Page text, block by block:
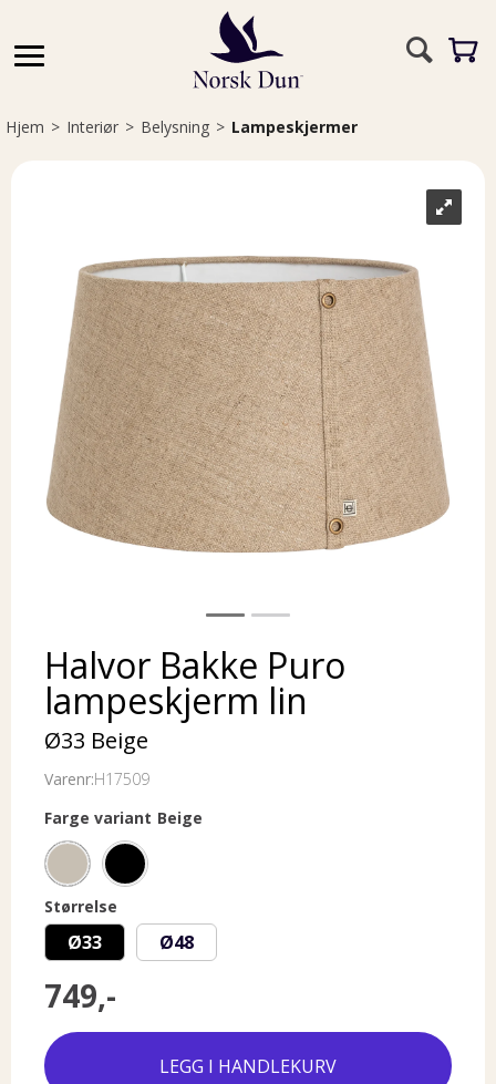
Hjem>Interiør>Belysning>Lampeskjermer
Halvor Bakke Puro
lampeskjerm lin
Ø33 Beige
Varenr:H17509
Farge variant Beige
Størrelse
Ø33 Ø48
749,-